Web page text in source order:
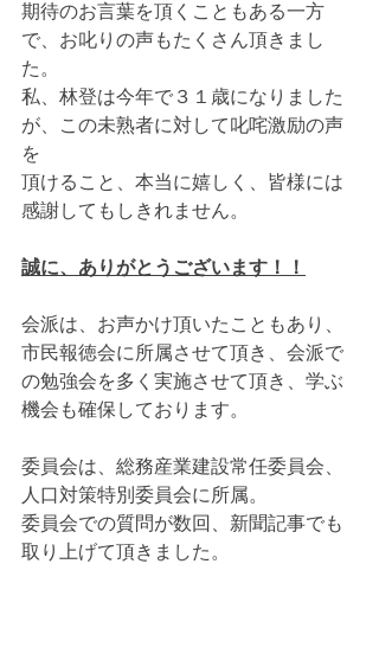
期待のお言葉を頂くこともある一方
で、お叱りの声もたくさん頂きまし
た。
私、林登は今年で３１歳になりました
が、この未熟者に対して叱咤激励の声
を
頂けること、本当に嬉しく、皆様には
感謝してもしきれません。
誠に、ありがとうございます！！
会派は、お声かけ頂いたこともあり、
市民報徳会に所属させて頂き、会派で
の勉強会を多く実施させて頂き、学ぶ
機会も確保しております。
委員会は、総務産業建設常任委員会、
人口対策特別委員会に所属。
委員会での質問が数回、新聞記事でも
取り上げて頂きました。